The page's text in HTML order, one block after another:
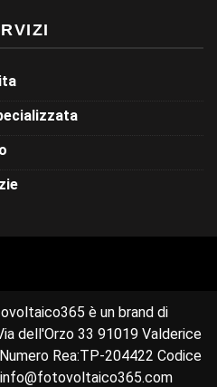
è un brand di
dell'Orzo 33 91019 Valderice
Rea:TP-204422 Codice